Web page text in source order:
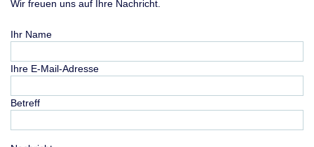
Wir freuen uns auf Ihre Nachricht.
Ihr Name
Ihre E-Mail-Adresse
Betreff